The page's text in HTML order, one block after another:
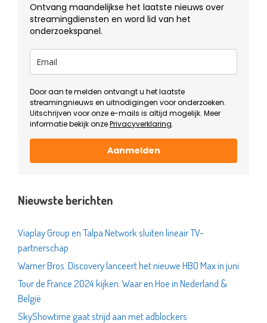
Ontvang maandelijkse het laatste nieuws over
streamingdiensten en word lid van het
onderzoekspanel.
Door aan te melden ontvangt u het laatste
streamingnieuws en uitnodigingen voor onderzoeken.
Uitschrijven voor onze e-mails is altijd mogelijk. Meer
informatie bekijk onzePrivacyverklaring.
Aanmelden
Nieuwste berichten
Viaplay Group en Talpa Network sluiten lineair TV-
partnerschap
Warner Bros. Discovery lanceert het nieuwe HBO Max in juni
Tour de France 2024 kijken: Waar en Hoe in Nederland &
België
SkyShowtime gaat strijd aan met adblockers